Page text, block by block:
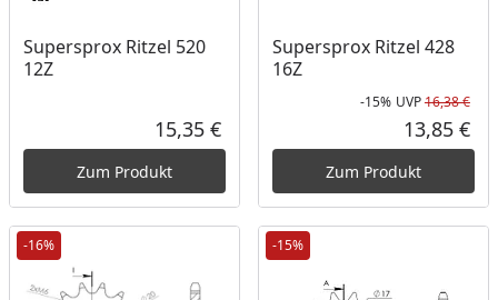
Supersprox Ritzel 520
12Z
Aktueller Preis
15,35 €
Zum Produkt
Supersprox Ritzel 428
16Z
-15% UVP16,38 €
13,85 €
Zum Produkt
-16% -15%